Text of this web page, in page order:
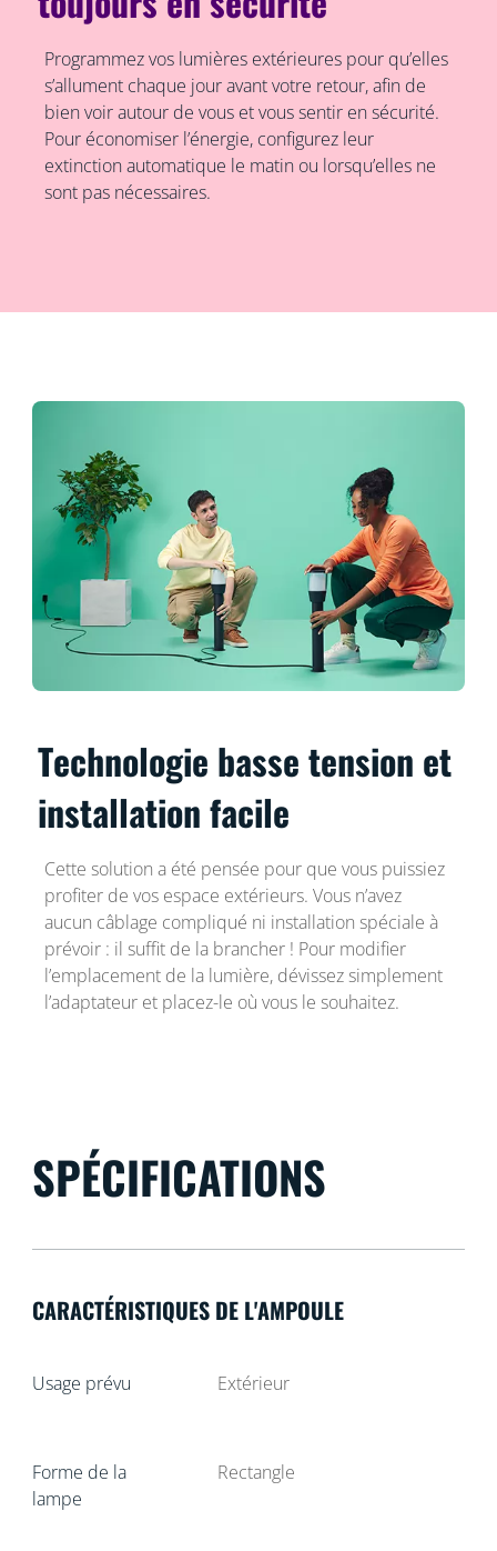
Programmez vos lumières extérieures pour qu’elles
s’allument chaque jour avant votre retour, afin de
bien voir autour de vous et vous sentir en sécurité.
Pour économiser l’énergie, configurez leur
extinction automatique le matin ou lorsqu’elles ne
sont pas nécessaires.
Technologie basse tension et
installation facile
Cette solution a été pensée pour que vous puissiez
profiter de vos espace extérieurs. Vous n’avez
aucun câblage compliqué ni installation spéciale à
prévoir : il suffit de la brancher ! Pour modifier
l’emplacement de la lumière, dévissez simplement
l’adaptateur et placez-le où vous le souhaitez.
SPÉCIFICATIONS
CARACTÉRISTIQUES DE L'AMPOULE
Usage prévu Extérieur
Forme de la
lampe
Rectangle